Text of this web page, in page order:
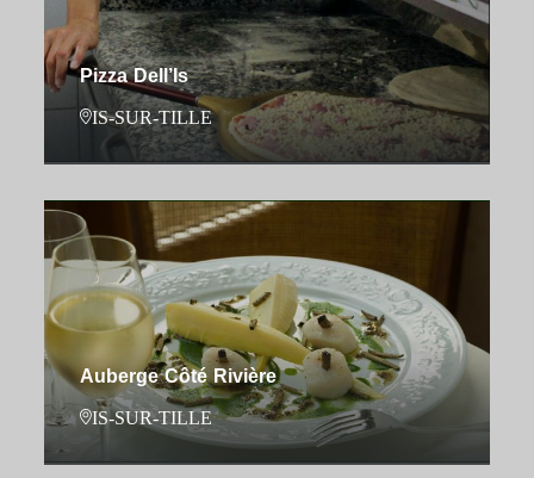
Pizza Dell’Is
IS-SUR-TILLE
Auberge Côté Rivière
IS-SUR-TILLE